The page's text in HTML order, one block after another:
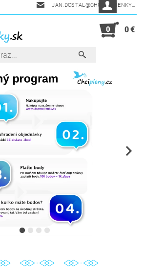
JAN.DOSTAL@CHCEMPLIENKY.SK
0 0 €